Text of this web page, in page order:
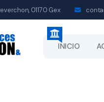
01170 Gex
INICIO